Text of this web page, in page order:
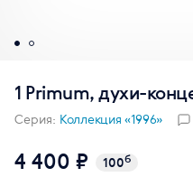
1 Primum, духи-
Серия: Коллекция «1996»
4 400 ₽ 100б